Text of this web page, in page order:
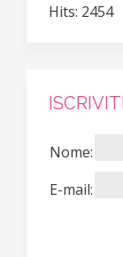
Hits: 2454
Nome:
E-mail: